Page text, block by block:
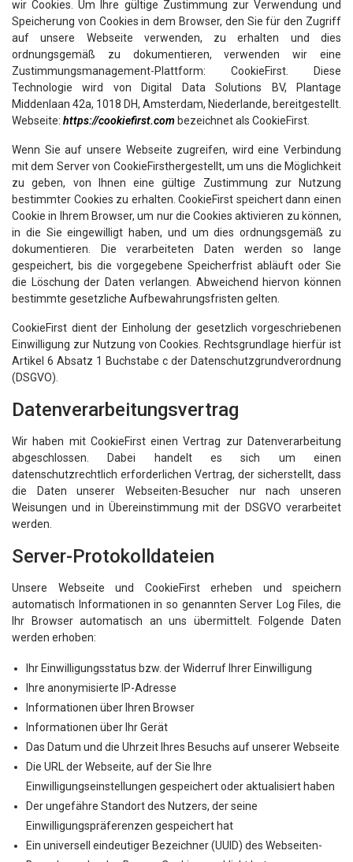
wir Cookies. Um Ihre gültige Zustimmung zur Verwendung und
Speicherung von Cookies in dem Browser, den Sie für den Zugriff
auf unsere Webseite verwenden, zu erhalten und dies
ordnungsgemäß zu dokumentieren, verwenden wir eine
Zustimmungsmanagement-Plattform: CookieFirst. Diese
Technologie wird von Digital Data Solutions BV, Plantage
Middenlaan 42a, 1018 DH, Amsterdam, Niederlande, bereitgestellt.
Webseite: https://cookiefirst.com bezeichnet als CookieFirst.
Wenn Sie auf unsere Webseite zugreifen, wird eine Verbindung
mit dem Server von CookieFirsthergestellt, um uns die Möglichkeit
zu geben, von Ihnen eine gültige Zustimmung zur Nutzung
bestimmter Cookies zu erhalten. CookieFirst speichert dann einen
Cookie in Ihrem Browser, um nur die Cookies aktivieren zu können,
in die Sie eingewilligt haben, und um dies ordnungsgemäß zu
dokumentieren. Die verarbeiteten Daten werden so lange
gespeichert, bis die vorgegebene Speicherfrist abläuft oder Sie
die Löschung der Daten verlangen. Abweichend hiervon können
bestimmte gesetzliche Aufbewahrungsfristen gelten.
CookieFirst dient der Einholung der gesetzlich vorgeschriebenen
Einwilligung zur Nutzung von Cookies. Rechtsgrundlage hierfür ist
Artikel 6 Absatz 1 Buchstabe c der Datenschutzgrundverordnung
(DSGVO).
Datenverarbeitungsvertrag
Wir haben mit CookieFirst einen Vertrag zur Datenverarbeitung
abgeschlossen. Dabei handelt es sich um einen
datenschutzrechtlich erforderlichen Vertrag, der sicherstellt, dass
die Daten unserer Webseiten-Besucher nur nach unseren
Weisungen und in Übereinstimmung mit der DSGVO verarbeitet
werden.
Server-Protokolldateien
Unsere Webseite und CookieFirst erheben und speichern
automatisch Informationen in so genannten Server Log Files, die
Ihr Browser automatisch an uns übermittelt. Folgende Daten
werden erhoben:
Ihr Einwilligungsstatus bzw. der Widerruf Ihrer Einwilligung
Ihre anonymisierte IP-Adresse
Informationen über Ihren Browser
Informationen über Ihr Gerät
Das Datum und die Uhrzeit Ihres Besuchs auf unserer Webseite
Die URL der Webseite, auf der Sie Ihre
Einwilligungseinstellungen gespeichert oder aktualisiert haben
Der ungefähre Standort des Nutzers, der seine
Einwilligungspräferenzen gespeichert hat
Ein universell eindeutiger Bezeichner (UUID) des Webseiten-